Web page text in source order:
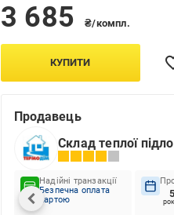
3 685 ₴/компл.
КУПИТИ
Продавець
Склад теплої
Надійні транзакції
Безпечна оплата
картою
5